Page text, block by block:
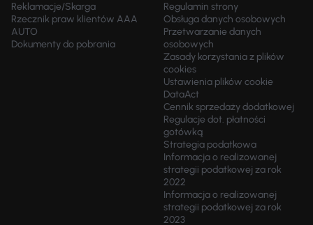
Reklamacje/Skarga
Rzecznik praw klientów AAA
AUTO
Dokumenty do pobrania
Regulamin strony
Obsługa danych osobowych
Przetwarzanie danych
osobowych
Zasady korzystania z plików
cookies
Ustawienia plików cookie
DataAct
Cennik sprzedaży dodatkowej
Regulacje dot. płatności
gotówką
Strategia podatkowa
Informacja o realizowanej
strategii podatkowej za rok
2022
Informacja o realizowanej
strategii podatkowej za rok
2023